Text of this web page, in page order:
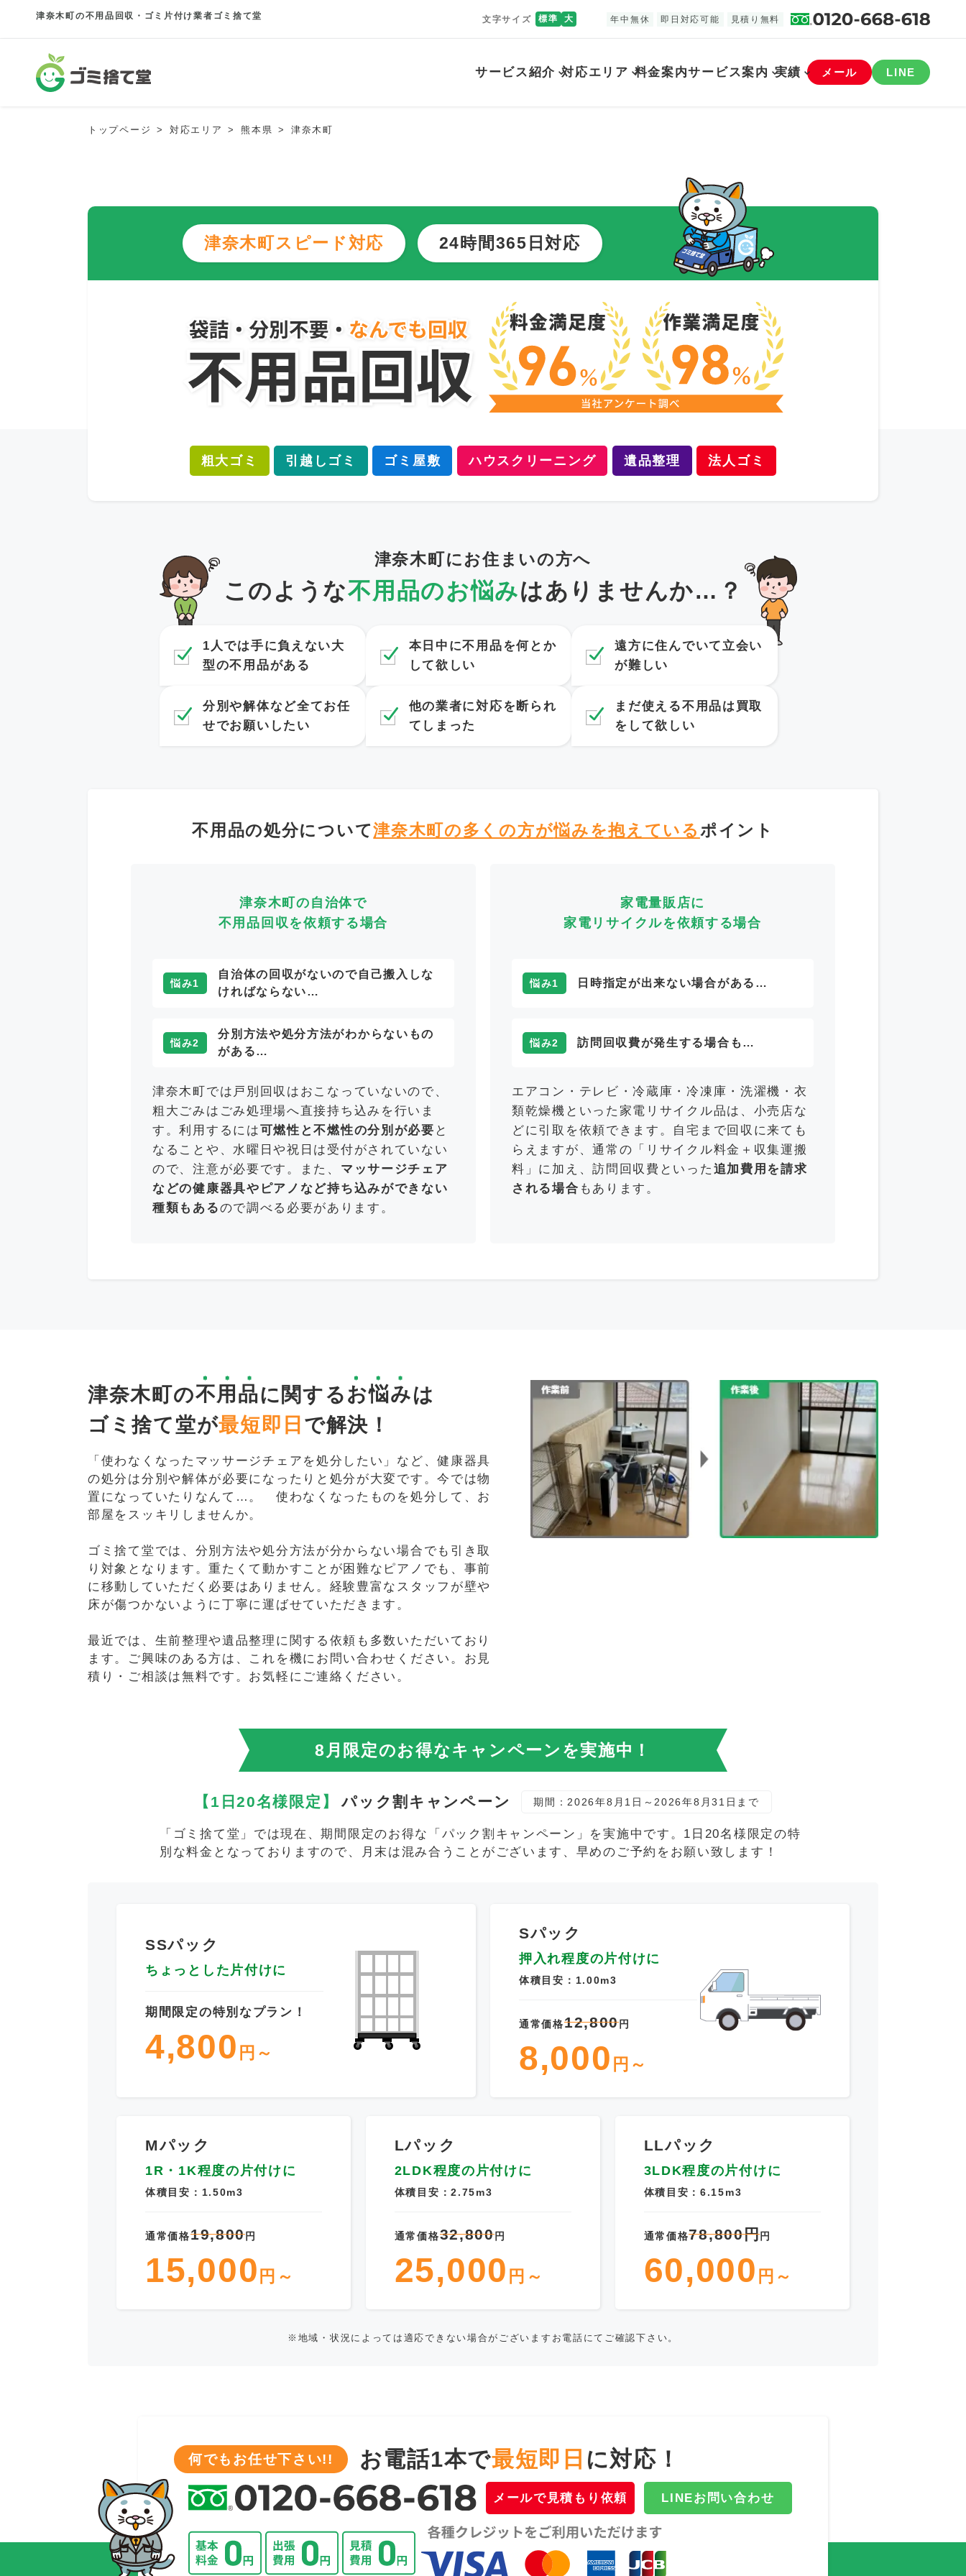
津奈木町の不用品回収・ゴミ片付け業者ゴミ捨て堂 文字サイズ 標準 大 年中無休 即日対応可能 見積り無料
サービス紹介 対応エリア 料金案内サービス案内 実績 メール LINE
トップページ 対応エリア 熊本県 津奈木町
津奈木町スピード対応 24時間365日対応
粗大ゴミ 引越しゴミ ゴミ屋敷 ハウスクリーニング 遺品整理 法人ゴミ
津奈木町にお住まいの方へ
このような不用品のお悩みはありませんか…？
1人では手に負えない大
型の不用品がある
本日中に不用品を何とか
して欲しい
遠方に住んでいて立会い
が難しい
分別や解体など全てお任
せでお願いしたい
他の業者に対応を断られ
てしまった
まだ使える不用品は買取
をして欲しい
不用品の処分について津奈木町の多くの方が悩みを抱えているポイント
津奈木町の自治体で
不用品回収を依頼する場合
悩み1
自治体の回収がないので自己搬入しな
ければならない…
悩み2
分別方法や処分方法がわからないもの
がある…
津奈木町では戸別回収はおこなっていないので、
粗大ごみはごみ処理場へ直接持ち込みを行いま
す。利用するには可燃性と不燃性の分別が必要 と
なることや、水曜日や祝日は受付がされていない
ので、注意が必要です。また、 マッサージチェア
などの健康器具やピアノなど持ち込みができない
種類もあるので調べる必要があります。
家電量販店に
家電リサイクルを依頼する場合
悩み1 日時指定が出来ない場合がある…
悩み2 訪問回収費が発生する場合も…
エアコン・テレビ・冷蔵庫・冷凍庫・洗濯機・衣
類乾燥機といった家電リサイクル品は、小売店な
どに引取を依頼できます。自宅まで回収に来ても
らえますが、通常の「リサイクル料金＋収集運搬
料」に加え、訪問回収費といった 追加費用を請求
される場合 もあります。
津奈木町の不用品に関するお悩みは
ゴミ捨て堂が最短即日 で解決！
「使わなくなったマッサージチェアを処分したい」など、健康器具
の処分は分別や解体が必要になったりと処分が大変です。今では物
置になっていたりなんて…。 使わなくなったものを処分して、お
部屋をスッキリしませんか。
ゴミ捨て堂では、分別方法や処分方法が分からない場合でも引き取
り対象となります。重たくて動かすことが困難なピアノでも、事前
に移動していただく必要はありません。経験豊富なスタッフが壁や
床が傷つかないように丁寧に運ばせていただきます。
最近では、生前整理や遺品整理に関する依頼も多数いただいており
ます。ご興味のある方は、これを機にお問い合わせください。お見
積り・ご相談は無料です。お気軽にご連絡ください。
8月限定のお得なキャンペーンを実施中！
【1日20名様限定】 パック割キャンペーン 期間：2026年8月1日～2026年8月31日まで
「ゴミ捨て堂」では現在、期間限定のお得な「パック割キャンペーン」を実施中です。1日20名様限定の特
別な料金となっておりますので、月末は混み合うことがございます、早めのご予約をお願い致します！
SSパック
ちょっとした片付けに
期間限定の特別なプラン！
4,800 円～
Sパック
押入れ程度の片付けに
体積目安：1.00m3
通常価格12,800円
8,000 円～
Mパック
1R・1K程度の片付けに
体積目安：1.50m3
通常価格19,800円
15,000 円～
Lパック
2LDK程度の片付けに
体積目安：2.75m3
通常価格32,800円
25,000 円～
LLパック
3LDK程度の片付けに
体積目安：6.15m3
通常価格78,800円円
60,000 円～
※地域・状況によっては適応できない場合がございますお電話にてご確認下さい。
何でもお任せ下さい!! お電話1本で最短即日 に対応！
メールで見積もり依頼 LINEお問い合わせ